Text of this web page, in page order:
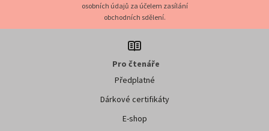
osobních údajů za účelem zasílání
obchodních sdělení.
Pro čtenáře
Předplatné
Dárkové certifikáty
E-shop